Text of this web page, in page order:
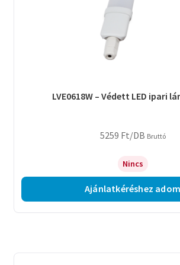
LVE0618W – Védett LED ipari
5259 Ft/DB Bruttó
Nincs
Ajánlatkéréshez adom